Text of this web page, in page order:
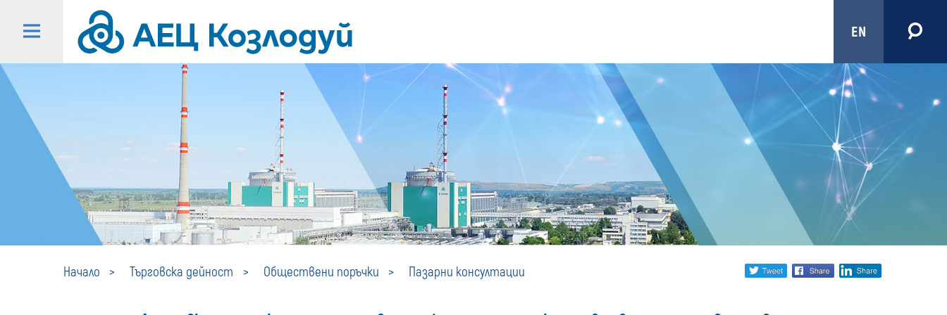
EN
Начало Търговска дейност Обществени поръчки Пазарни консултации
Пазарни
Share
twitter facebook